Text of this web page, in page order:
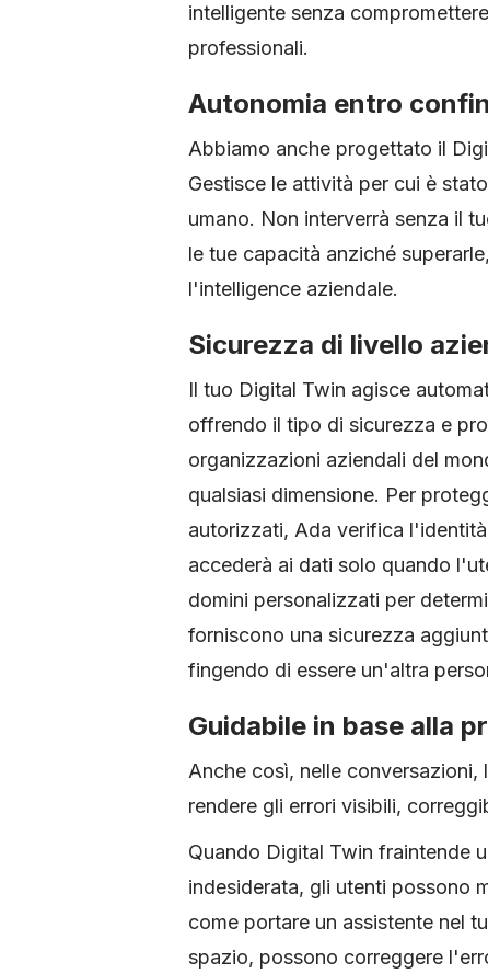
intelligente senza
professionali.
Autonomia entro
Abbiamo anche progettato il
Gestisce le attività per cui è
umano. Non interverrà senza il
le tue capacità anziché
l'intelligence aziendale.
Sicurezza di livello
Il tuo Digital Twin agisce
offrendo il tipo di sicurezza e
organizzazioni aziendali del
qualsiasi dimensione. Per
autorizzati, Ada verifica
accederà ai dati solo quando
domini personalizzati per
forniscono una sicurezza
fingendo di essere un'altra
Guidabile in base alla
Anche così, nelle
rendere gli errori visibili,
Quando Digital Twin fraintende
indesiderata, gli utenti possono
come portare un assistente nel
spazio, possono correggere